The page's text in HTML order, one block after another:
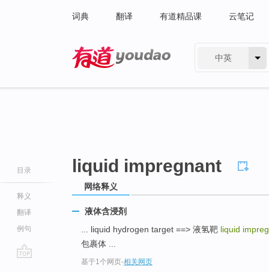
词典 翻译 有道精品课 云笔记
中英
目录
释义
翻译
例句
liquid impregnant
网络释义
液体含浸剤
... liquid hydrogen target ==> 液氢靶 liquid
包裹体 ...
基于1个网页-相关网页